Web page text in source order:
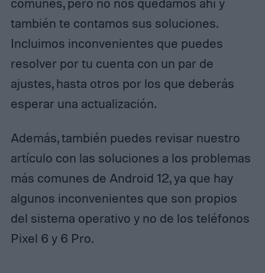
también te contamos sus soluciones.
Incluimos inconvenientes que puedes
resolver por tu cuenta con un par de
ajustes, hasta otros por los que deberás
esperar una actualización.
Además, también puedes revisar nuestro
artículo con las soluciones a los problemas
más comunes de Android 12, ya que hay
algunos inconvenientes que son propios
del sistema operativo y no de los teléfonos
Pixel 6 y 6 Pro.